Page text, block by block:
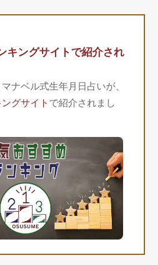
キングサイトで紹介され
ナベル式生年月日占いが、
グサイト で紹介されまし